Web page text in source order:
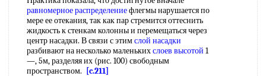
равномерное распределениефлегмы нарушается по
мере ее отекания, так как пар стремится оттеснить
жидкость к стенкам колонны и перемещаться через
центр насадки. В связи с этимслой насадки
разбивают на несколько маленькихслоев высотой 1
—, 5м, разделяя их (рис. 100) свободным
пространством.
[c.211]